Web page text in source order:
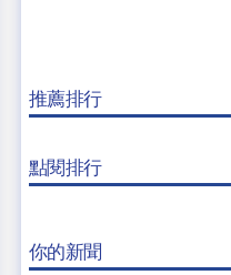
推薦排行
點閱排行
你的新聞